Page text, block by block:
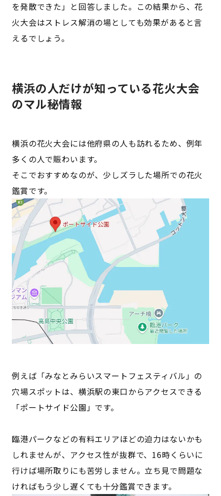
を発散できた」と回答しました。この結果から、花
火大会はストレス解消の場としても効果があると言
えるでしょう。
横浜の人だけが知っている花火大会
のマル秘情報
横浜の花火大会には他府県の人も訪れるため、例年
多くの人で賑わいます。
そこでおすすめなのが、少しズラした場所での花火
鑑賞です。
例えば「みなとみらいスマートフェスティバル」の
穴場スポットは、横浜駅の東口からアクセスできる
「ポートサイド公園」です。
臨港パークなどの有料エリアほどの迫力はないかも
しれませんが、アクセス性が抜群で、16時くらいに
行けば場所取りにも苦労しません。立ち見で問題な
ければもう少し遅くても十分鑑賞できます。